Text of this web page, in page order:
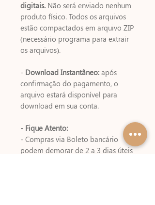
digitais. Não será enviado nenhum
produto físico. Todos os arquivos
estão compactados em arquivo ZIP
(necessário programa para extrair
os arquivos).
- Download Instantâneo: após
confirmação do pagamento, o
arquivo estará disponível para
download em sua conta.
- Fique Atento:
- Compras via Boleto bancário
podem demorar de 2 a 3 dias úteis